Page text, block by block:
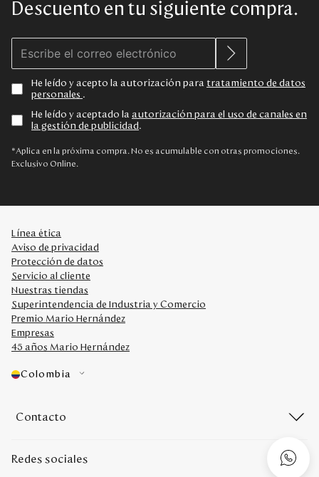
Descuento en tu siguiente compra.
He leído y acepto la autorización para tratamiento de datos
personales .
He leído y aceptado la autorización para el uso de canales en
la gestión de publicidad .
*Aplica en la próxima compra. No es acumulable con otras promociones.
Exclusivo Online.
Línea ética
Aviso de privacidad
Protección de datos
Servicio al cliente
Nuestras tiendas
Superintendencia de Industria y Comercio
Premio Mario Hernández
Empresas
45 años Mario Hernández
Colombia
Contacto
Redes sociales